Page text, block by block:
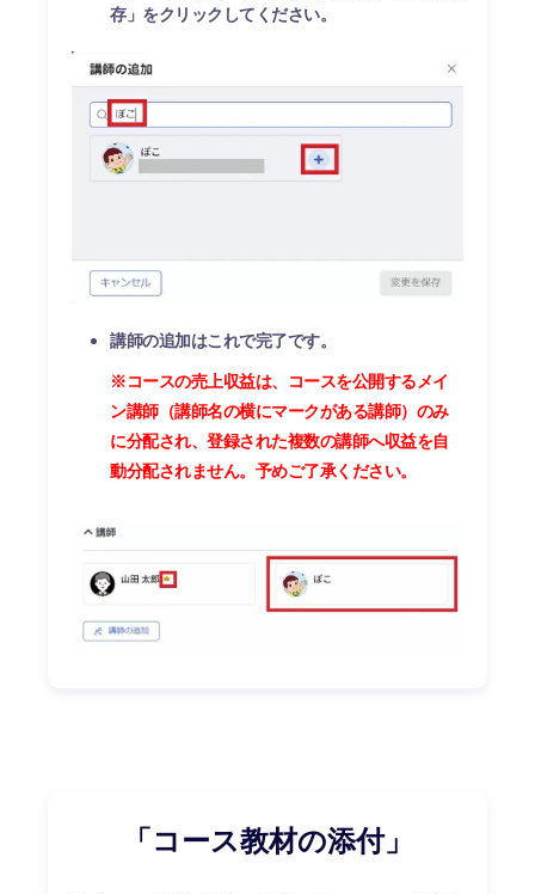
存」をクリックしてください。
講師の追加はこれで完了です。
※コースの売上収益は、コースを公開するメイ
ン講師（講師名の横にマークがある講師）のみ
に分配され、登録された複数の講師へ収益を自
動分配されません。予めご了承ください。
「コース教材の添付」